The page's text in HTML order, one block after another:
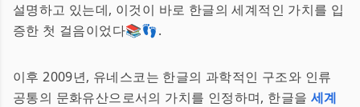
설명하고 있는데, 이것이 바로 한글의 세계적인 가치를 입
증한 첫 걸음이었다📚👣.
이후 2009년, 유네스코는 한글의 과학적인 구조와 인류
공통의 문화유산으로서의 가치를 인정하며, 한글을 세계